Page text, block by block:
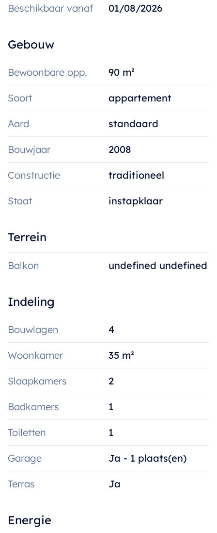
Beschikbaar vanaf 01/08/2026
Gebouw
Bewoonbare opp. 90 m²
Soort appartement
Aard standaard
Bouwjaar 2008
Constructie traditioneel
Staat instapklaar
Terrein
Balkon undefined undefined
Indeling
Bouwlagen 4
Woonkamer 35 m²
Slaapkamers 2
Badkamers 1
Toiletten 1
Garage Ja - 1 plaats(en)
Terras Ja
Energie